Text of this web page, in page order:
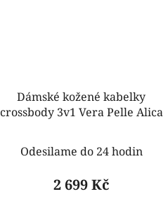
Dámské kožené kabelky
crossbody 3v1 Vera Pelle Alica
Odesilame do 24 hodin
2 699 Kč